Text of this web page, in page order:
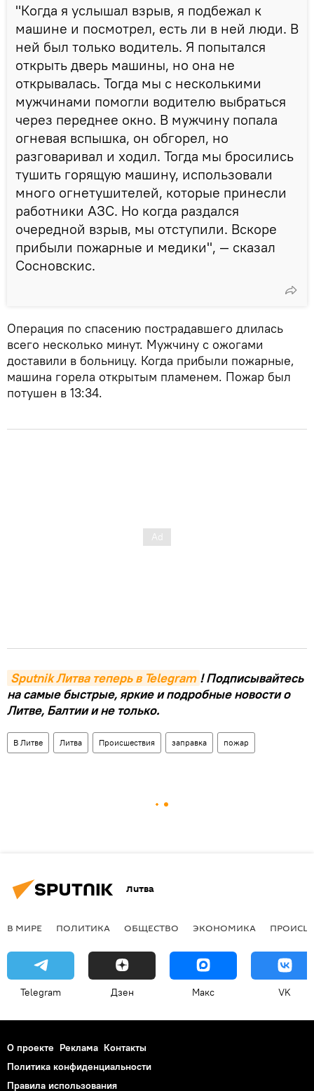
"Когда я услышал взрыв, я подбежал к
машине и посмотрел, есть ли в ней люди. В
ней был только водитель. Я попытался
открыть дверь машины, но она не
открывалась. Тогда мы с несколькими
мужчинами помогли водителю выбраться
через переднее окно. В мужчину попала
огневая вспышка, он обгорел, но
разговаривал и ходил. Тогда мы бросились
тушить горящую машину, использовали
много огнетушителей, которые принесли
работники АЗС. Но когда раздался
очередной взрыв, мы отступили. Вскоре
прибыли пожарные и медики", — сказал
Сосновскис.
Операция по спасению пострадавшего длилась
всего несколько минут. Мужчину с ожогами
доставили в больницу. Когда прибыли пожарные,
машина горела открытым пламенем. Пожар был
потушен в 13:34.
Sputnik Литва теперь в Telegram ! Подписывайтесь
на самые быстрые, яркие и подробные новости о
Литве, Балтии и не только.
В Литве Литва Происшествия заправка пожар
Литва
В МИРЕ ПОЛИТИКА ОБЩЕСТВО ЭКОНОМИКА
Telegram Дзен Макс VK
О проекте Реклама Контакты
Политика конфиденциальности
Правила использования